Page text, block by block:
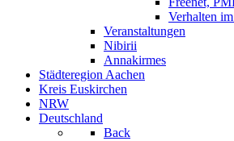
Verhalten
Veranstaltungen
Nibirii
Annakirmes
Städteregion Aachen
Kreis Euskirchen
NRW
Deutschland
Back